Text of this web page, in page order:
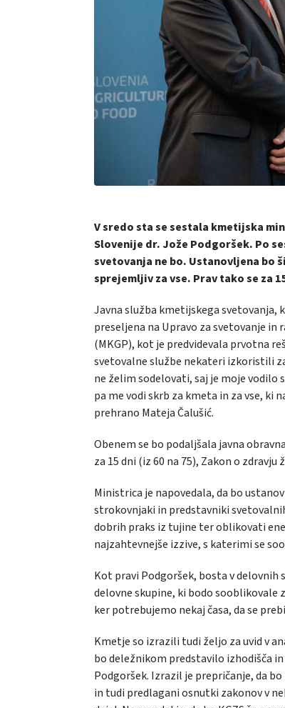
V sredo sta se sestala kmetijska
Slovenije dr. Jože Podgoršek. Po
svetovanja ne bo. Ustanovljena bo
sprejemljiv za vse. Prav tako se za
Javna služba kmetijskega svetovanja,
preseljena na Upravo za svetovanje
(MKGP), kot je predvidevala prvotna
svetovalne službe nekateri izkoristili
ne želim sodelovati, saj je moje vodilo
pa me vodi skrb za kmeta in za vse,
prehrano Mateja Čalušić.
Obenem se bo podaljšala javna
za 15 dni (iz 60 na 75), Zakon o zdravju
Ministrica je napovedala, da bo
strokovnjaki in predstavniki
dobrih praks iz tujine ter oblikovati
najzahtevnejše izzive, s katerimi se
Kot pravi Podgoršek, bosta v delovnih
delovne skupine, ki bodo sooblikovale
ker potrebujemo nekaj časa, da se
Kmetje so izrazili tudi željo za uvid v
bo deležnikom predstavilo izhodišča
Podgoršek. Izrazil je prepričanje, da
in tudi predlagani osnutki zakonov v